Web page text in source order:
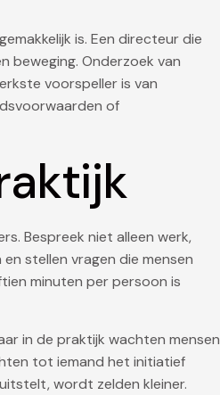
is. Een directeur die
beweging. Onderzoek van
voorspeller is van
of
Bespreek niet alleen werk,
stellen vragen die mensen
minuten per persoon is
in de praktijk wachten mensen
tot iemand het initiatief
wordt zelden kleiner.